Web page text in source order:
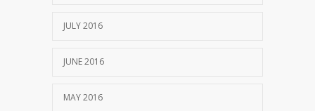
JULY 2016
JUNE 2016
MAY 2016